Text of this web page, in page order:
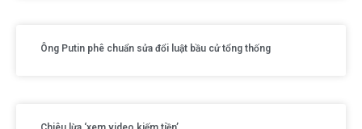
Ông Putin phê chuẩn sửa đổi luật bầu cử tổng thống